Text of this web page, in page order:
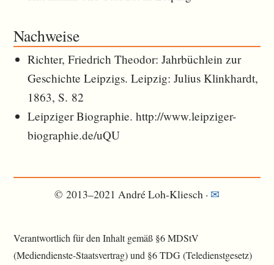
Nachweise
Richter, Friedrich Theodor: Jahrbüchlein zur
Geschichte Leipzigs. Leipzig: Julius Klinkhardt,
1863, S. 82
Leipziger Biographie. http://www.leipziger-
biographie.de/uQU
© 2013–2021 André Loh-Kliesch · ✉︎
Verantwortlich für den Inhalt gemäß §6 MDStV
(Mediendienste-Staatsvertrag) und §6 TDG (Teledienstgesetz)